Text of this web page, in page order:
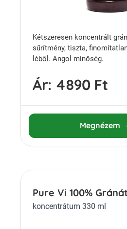
Kétszeresen koncentrált
sűrítmény, tiszta,
léből. Angol minőség.
Ár: 4890 Ft
Megnézem
Pure Vi 100%
koncentrátum 330 ml